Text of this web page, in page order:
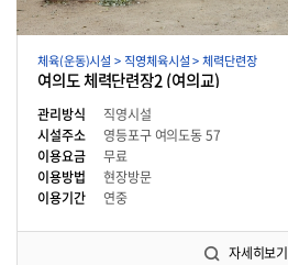
체육(운동)시설 > 직영체육시설 > 체력단련장
여의도 체력단련장2 (여의교)
관리방식
직영시설
시설주소
영등포구 여의도동 57
이용요금
무료
이용방법
현장방문
이용기간
연중
자세히보기